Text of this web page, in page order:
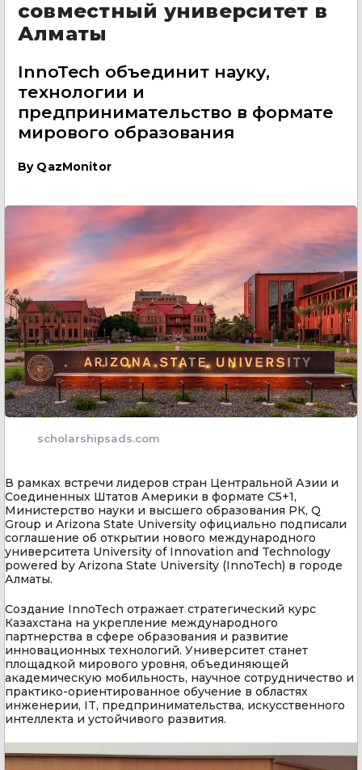
совместный университет в
Алматы
InnoTech объединит науку,
технологии и
предпринимательство в формате
мирового образования
By QazMonitor
scholarshipsads.com
В рамках встречи лидеров стран Центральной Азии и
Соединенных Штатов Америки в формате C5+1,
Министерство науки и высшего образования РК, Q
Group и Arizona State University официально подписали
соглашение об открытии нового международного
университета University of Innovation and Technology
powered by Arizona State University (InnoTech) в городе
Алматы.
Создание InnoTech отражает стратегический курс
Казахстана на укрепление международного
партнерства в сфере образования и развитие
инновационных технологий. Университет станет
площадкой мирового уровня, объединяющей
академическую мобильность, научное сотрудничество и
практико-ориентированное обучение в областях
инженерии, IT, предпринимательства, искусственного
интеллекта и устойчивого развития.